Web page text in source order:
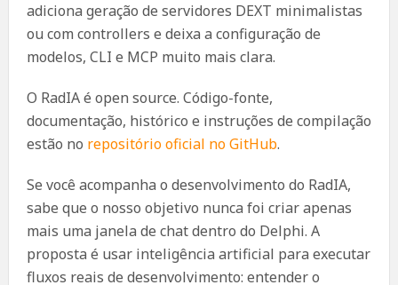
adiciona geração de servidores DEXT minimalistas
ou com controllers e deixa a configuração de
modelos, CLI e MCP muito mais clara.
O RadIA é open source. Código-fonte,
documentação, histórico e instruções de compilação
estão no repositório oficial no GitHub.
Se você acompanha o desenvolvimento do RadIA,
sabe que o nosso objetivo nunca foi criar apenas
mais uma janela de chat dentro do Delphi. A
proposta é usar inteligência artificial para executar
fluxos reais de desenvolvimento: entender o